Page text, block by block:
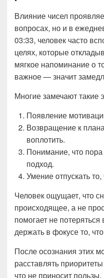
Влияние чисел
вопросах, но и в
03:33, человек часто
целях, которые
мягкое напоминание о
важное — значит
Многие замечают такие
Появление
Возвращение к
воплотить.
Понимание, что
подход.
Умение отпускать то,
Человек ощущает, что
происходящее, а не
помогает не
держать в фокусе то,
После осознания этих
расставлять
что не приносит пользы.